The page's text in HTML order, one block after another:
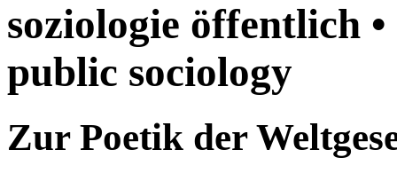
soziologie öffentlich
public sociology
Zur Poetik der